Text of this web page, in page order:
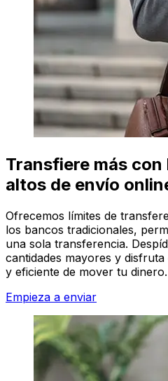
Transfiere más
altos de envío
Ofrecemos límites de
los bancos tradicionales,
una sola transferencia.
cantidades mayores y
y eficiente de mover tu dinero.
Empieza a enviar